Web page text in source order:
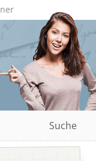
Suche